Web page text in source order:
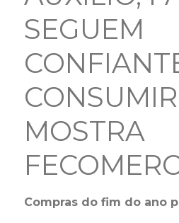
SEGUEM
MOSTRA
Compras do fim do ano